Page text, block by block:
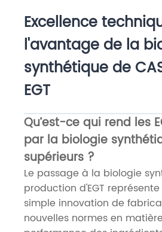
Excellence
l'avantage de la
synthétique de
EGT
Qu’est-ce qui rend les
par la biologie
supérieurs ?
Le passage à la biologie
production d'EGT
simple innovation de
nouvelles normes en